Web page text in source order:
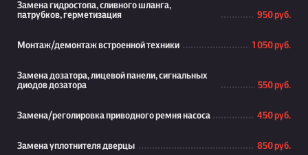
Замена гидростопа, сливного шланга,
патрубков, герметизация
950 руб.
Монтаж/демонтаж встроенной техники 1 050 руб.
Замена дозатора, лицевой панели, сигнальных
диодов дозатора
550 руб.
Замена/реголировка приводного ремня насоса 450 руб.
Замена уплотнителя дверцы 850 руб.